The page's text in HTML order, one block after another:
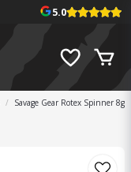
5.0
Savage Gear Rotex Spinner 8g